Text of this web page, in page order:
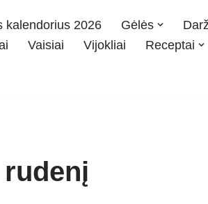
kalendorius 2026 Gėlės
Vaisiai Vijokliai Receptai